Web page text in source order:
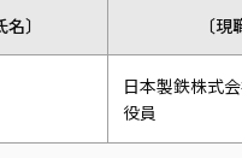
〕 〔現
日本製鉄株式
役員